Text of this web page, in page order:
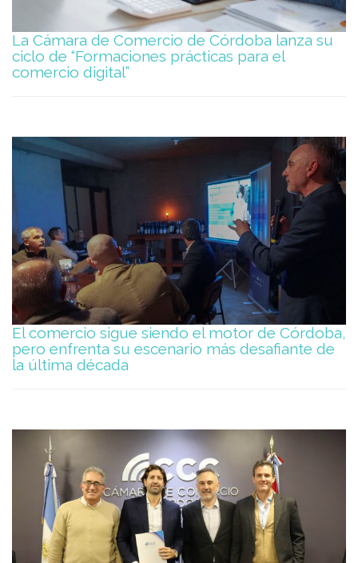
La Cámara de Comercio de Córdoba lanza su
ciclo de “Formaciones prácticas para el
comercio digital”
El comercio sigue siendo el motor de Córdoba,
pero enfrenta su escenario más desafiante de
la última década